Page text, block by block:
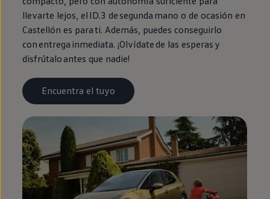
llevarte lejos, el ID.3 desegunda mano o de ocasión en
Castellón es para ti. Además, puedes conseguirlo
con entrega inmediata. ¡Olvídate de las esperas y
disfrútalo antes que nadie!
Encuentra el tuyo